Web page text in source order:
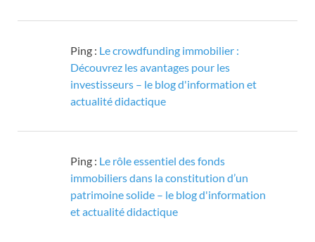
Ping : Le crowdfunding immobilier :
Découvrez les avantages pour les
investisseurs – le blog d'information et
actualité didactique
Ping : Le rôle essentiel des fonds
immobiliers dans la constitution d’un
patrimoine solide – le blog d'information
et actualité didactique